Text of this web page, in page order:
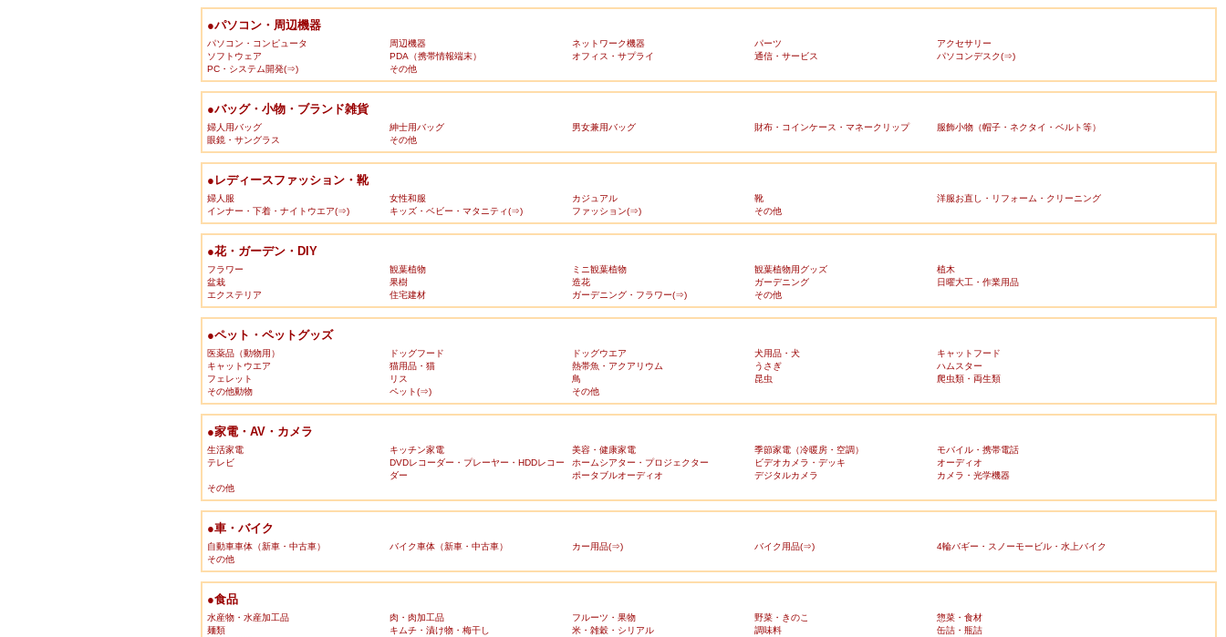
●パソコン・周辺機器
パソコン・コンピュータ 周辺機器 ネットワーク機器 パーツ
アクセサリー
ソフトウェア
PDA（携帯情報端末） オフィス・サプライ 通信・サービス
パソコンデスク(⇒)
PC・システム開発(⇒)
その他
●バッグ・小物・ブランド雑貨
婦人用バッグ 紳士用バッグ 男女兼用バッグ 財布・コインケース・マネークリップ
服飾小物（帽子・ネクタイ・ベルト等）
眼鏡・サングラス
その他
●レディースファッション・靴
婦人服 女性和服 カジュアル 靴
洋服お直し・リフォーム・クリーニング
インナー・下着・ナイトウエア(⇒)
キッズ・ベビー・マタニティ(⇒) ファッション(⇒) その他
●花・ガーデン・DIY
フラワー 観葉植物 ミニ観葉植物 観葉植物用グッズ
植木
盆栽
果樹 造花 ガーデニング
日曜大工・作業用品
エクステリア
住宅建材 ガーデニング・フラワー(⇒) その他
●ペット・ペットグッズ
医薬品（動物用） ドッグフード ドッグウエア 犬用品・犬
キャットフード
キャットウエア
猫用品・猫 熱帯魚・アクアリウム うさぎ
ハムスター
フェレット
リス 鳥 昆虫
爬虫類・両生類
その他動物
ペット(⇒) その他
●家電・AV・カメラ
生活家電 キッチン家電 美容・健康家電 季節家電（冷暖房・空調）
モバイル・携帯電話
テレビ
DVDレコーダー・プレーヤー・HDDレコー
ダー
ホームシアター・プロジェクター ビデオカメラ・デッキ
オーディオ
ポータブルオーディオ
デジタルカメラ
カメラ・光学機器
その他
●車・バイク
自動車車体（新車・中古車） バイク車体（新車・中古車） カー用品(⇒) バイク用品(⇒)
4輪バギー・スノーモービル・水上バイク
その他
●食品
水産物・水産加工品 肉・肉加工品 フルーツ・果物 野菜・きのこ
惣菜・食材
麺類
キムチ・漬け物・梅干し 米・雑穀・シリアル 調味料
缶詰・瓶詰